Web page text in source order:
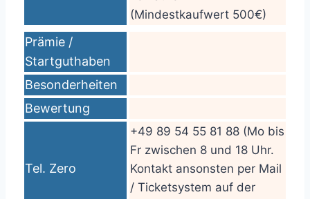
(Mindestkaufwert 500€)
Prämie /
Startguthaben
Besonderheiten
Bewertung
Tel. Zero
+49 89 54 55 81 88 (Mo bis
Fr zwischen 8 und 18 Uhr.
Kontakt ansonsten per Mail
/ Ticketsystem auf der